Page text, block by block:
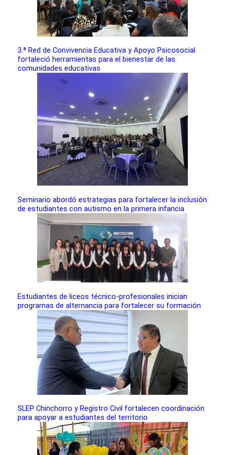
3.ª Red de Convivencia Educativa y Apoyo Psicosocial
fortaleció herramientas para el bienestar de las
comunidades educativas
Seminario abordó estrategias para fortalecer la inclusión
de estudiantes con autismo en la primera infancia
Estudiantes de liceos técnico-profesionales inician
programas de alternancia para fortalecer su formación
SLEP Chinchorro y Registro Civil fortalecen coordinación
para apoyar a estudiantes del territorio